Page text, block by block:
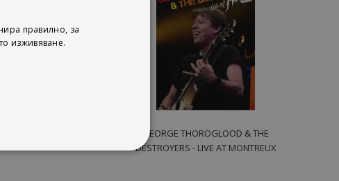
GEORGE THOROGLOOD & THE
DESTROYERS - LIVE AT MONTREUX
правилно, за
изживяване.